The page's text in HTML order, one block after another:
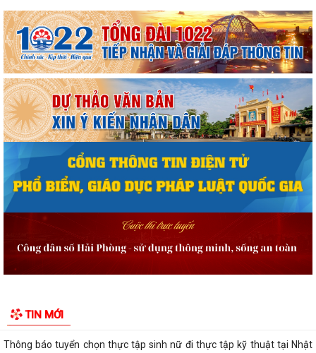
TIN MỚI
Quyết định công bố danh mục thủ tục hành chính được sửa đổi, bổ
sung, thay thế, bị bãi bỏ thuộc...
Quyết định công bố danh mục thủ tục hành chính được sửa đổi, bổ
sung, bị bãi bỏ thuộc phạm vi chức...
Quyết định công bố Người phát ngôn và cung cấp thông tin cho báo chí
của Ủy ban nhân dân xã Vĩnh Bảo
Kế hoạch triển khai thực hiện Chương trình Sức khỏe học đườnggia i
đoạn 2026-2035 trên địa bàn xã...
trong quá trình xây dựng và phát...
Thông báo tuyển chọn thực tập sinh nữ đi thực tập kỹ thuật tại Nhật